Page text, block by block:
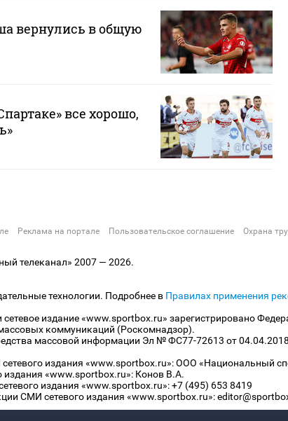
вернулись в общую
все хорошо,
Реклама на портале Пользовательское соглашение Охрана
телеканал» 2007 — 2026.
технологии. Подробнее в Правилах применения
издание «www.sportbox.ru» зарегистрировано
коммуникаций (Роскомнадзор).
массовой информации Эл № ФС77-72613 от 04.04.2018
издания «www.sportbox.ru»: ООО «Национальный
издания «www.sportbox.ru»: Конов В.А.
издания «www.sportbox.ru»: +7 (495) 653 8419
СМИ сетевого издания «www.sportbox.ru»: